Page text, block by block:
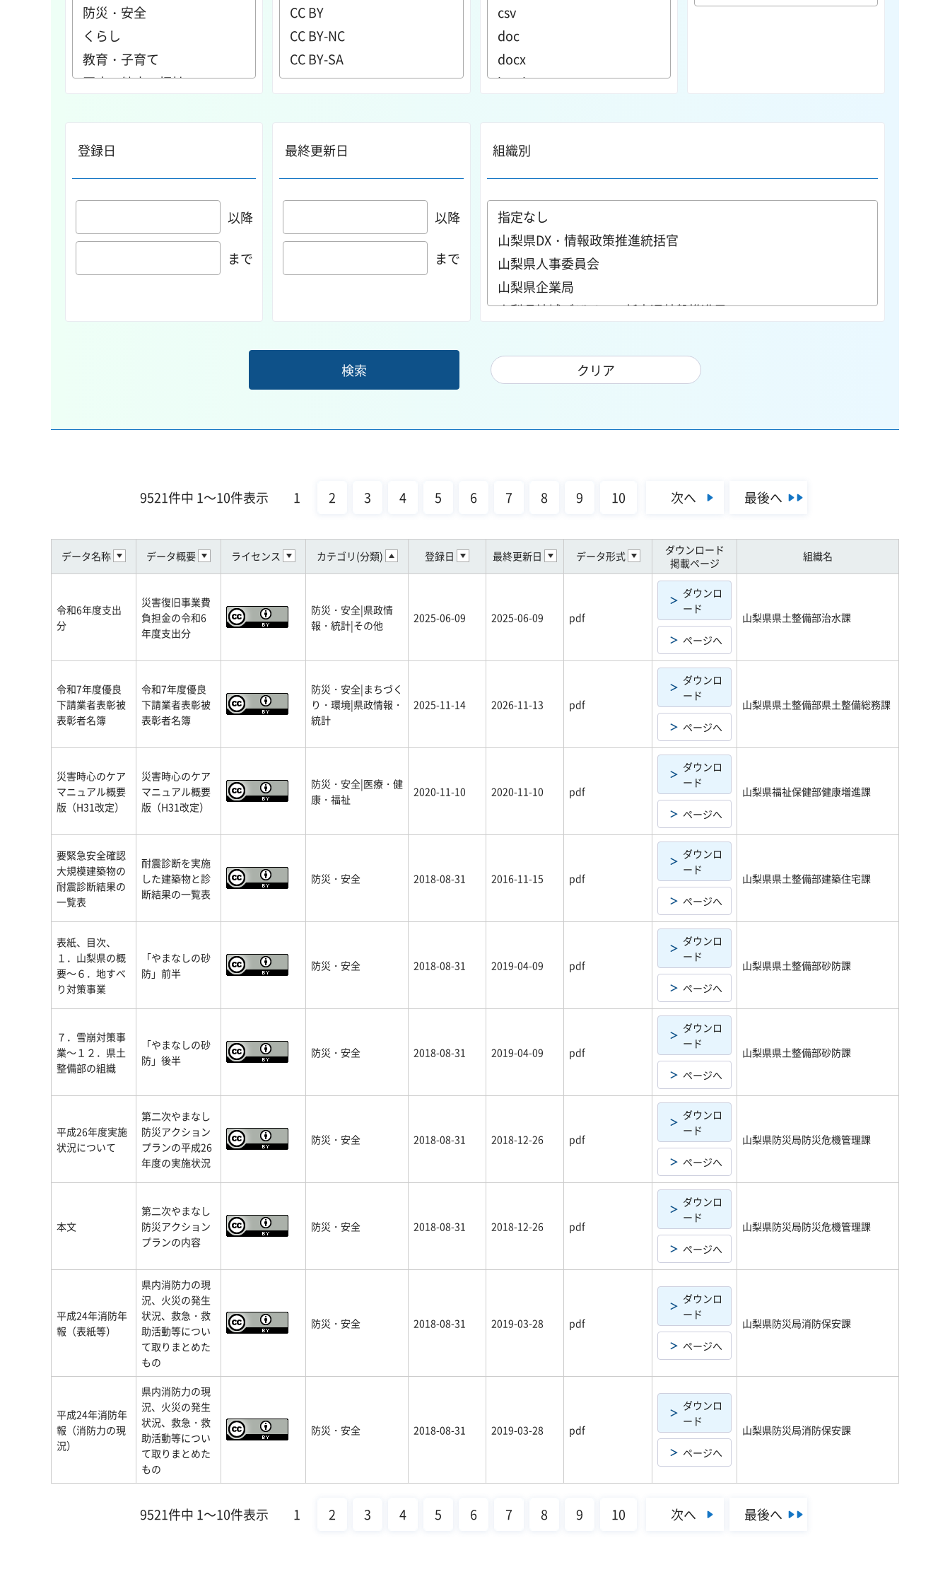
登録日
以降
まで
最終更新日
以降
まで
組織別
9521件中 1～10件表示 1 2 3 4 5 6 7 8 9 10 次へ 最後へ
データ名称 データ概要 ライセンス カテゴリ(分類) 登録日 最終更新日 データ形式
ダウンロード
掲載ページ
組織名
令和6年度支出
分
災害復旧事業費
負担金の令和6
年度支出分
防災・安全|県政情
報・統計|その他
2025-06-09 2025-06-09 pdf
ダウンロ
ード
ページへ
山梨県県土整備部治水課
令和7年度優良
下請業者表彰被
表彰者名簿
令和7年度優良
下請業者表彰被
表彰者名簿
防災・安全|まちづく
り・環境|県政情報・
統計
2025-11-14 2026-11-13 pdf
ダウンロ
ード
ページへ
山梨県県土整備部県土整備総務課
災害時心のケア
マニュアル概要
版（H31改定）
災害時心のケア
マニュアル概要
版（H31改定）
防災・安全|医療・健
康・福祉
2020-11-10 2020-11-10 pdf
ダウンロ
ード
ページへ
山梨県福祉保健部健康増進課
要緊急安全確認
大規模建築物の
耐震診断結果の
一覧表
耐震診断を実施
した建築物と診
断結果の一覧表
防災・安全 2018-08-31 2016-11-15 pdf
ダウンロ
ード
ページへ
山梨県県土整備部建築住宅課
表紙、目次、
１．山梨県の概
要～６．地すべ
り対策事業
「やまなしの砂
防」前半
防災・安全 2018-08-31 2019-04-09 pdf
ダウンロ
ード
ページへ
山梨県県土整備部砂防課
７．雪崩対策事
業～１２．県土
整備部の組織
「やまなしの砂
防」後半
防災・安全 2018-08-31 2019-04-09 pdf
ダウンロ
ード
ページへ
山梨県県土整備部砂防課
平成26年度実施
状況について
第二次やまなし
防災アクション
プランの平成26
年度の実施状況
防災・安全 2018-08-31 2018-12-26 pdf
ダウンロ
ード
ページへ
山梨県防災局防災危機管理課
本文
第二次やまなし
防災アクション
プランの内容
防災・安全 2018-08-31 2018-12-26 pdf
ダウンロ
ード
ページへ
山梨県防災局防災危機管理課
平成24年消防年
報（表紙等）
県内消防力の現
況、火災の発生
状況、救急・救
助活動等につい
て取りまとめた
もの
防災・安全 2018-08-31 2019-03-28 pdf
ダウンロ
ード
ページへ
山梨県防災局消防保安課
平成24年消防年
報（消防力の現
況）
県内消防力の現
況、火災の発生
状況、救急・救
助活動等につい
て取りまとめた
もの
防災・安全 2018-08-31 2019-03-28 pdf
ダウンロ
ード
ページへ
山梨県防災局消防保安課
9521件中 1～10件表示 1 2 3 4 5 6 7 8 9 10 次へ 最後へ